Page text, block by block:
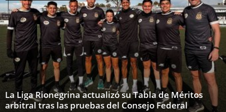
La Liga Rionegrina actualizó su Tabla de Méritos
arbitral tras las pruebas del Consejo Federal